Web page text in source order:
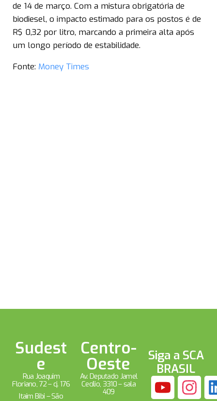
de 14 de março. Com a mistura obrigatória de
biodiesel, o impacto estimado para os postos é de
R$ 0,32 por litro, marcando a primeira alta após
um longo período de estabilidade.
Fonte: Money Times
Sudest
e
Rua Joaquim
Floriano, 72 – cj. 176
Itaim Bibi – São
Centro-
Oeste
Av. Deputado Jamel
Cecílio, 3310 – sala
409
Siga a SCA
BRASIL